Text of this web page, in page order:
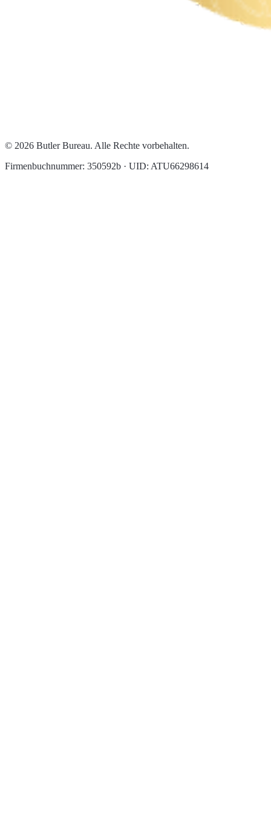
© 2026 Butler Bureau. Alle Rechte vorbehalten.
Firmenbuchnummer: 350592b · UID: ATU66298614